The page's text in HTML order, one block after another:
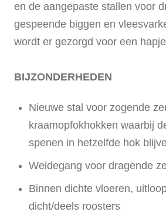
en de aangepaste stallen voor
gespeende biggen en
wordt er gezorgd voor een
BIJZONDERHEDEN
Nieuwe stal voor zogende
kraamopfokhokken waarbij
spenen in hetzelfde hok
Weidegang voor dragende
Binnen dichte vloeren,
dicht/deels roosters